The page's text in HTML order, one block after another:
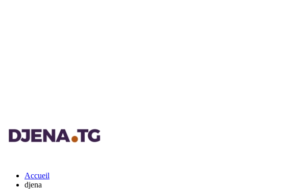
Accueil
djena